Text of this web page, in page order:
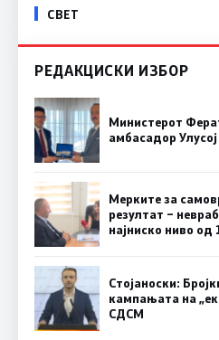
СВЕТ
РЕДАКЦИСКИ ИЗБОР
Министерот
амбасадор Улусој
Мерките за
резултат –
најниско ниво од
Стојаноски:
кампањата на
СДСM